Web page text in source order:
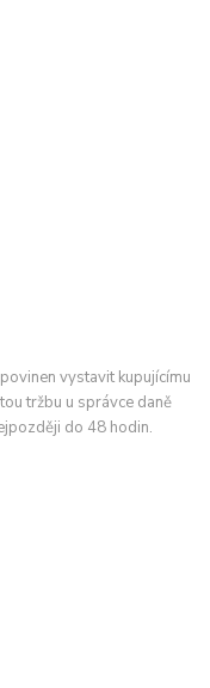
vystavit kupujícímu
tržbu u správce daně
do 48 hodin.